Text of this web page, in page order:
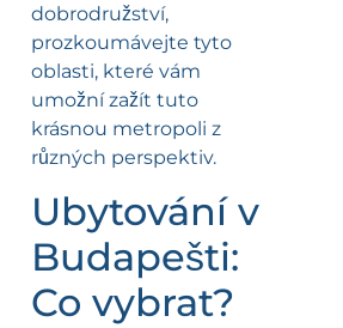
dobrodružství,
prozkoumávejte tyto
oblasti, které vám
umožní zažít tuto
krásnou metropoli z
různých perspektiv.
Ubytování v
Budapešti:
Co vybrat?